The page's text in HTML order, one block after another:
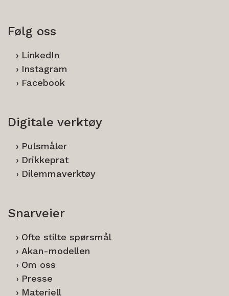
Følg oss
LinkedIn
Instagram
Facebook
Digitale verktøy
Pulsmåler
Drikkeprat
Dilemmaverktøy
Snarveier
Ofte stilte spørsmål
Akan-modellen
Om oss
Presse
Materiell